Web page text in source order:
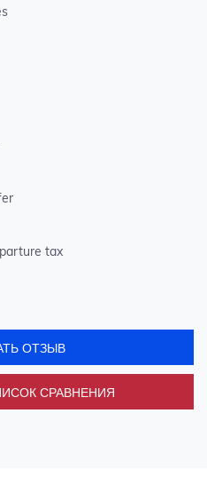
tax
ОТЗЫВ
СРАВНЕНИЯ